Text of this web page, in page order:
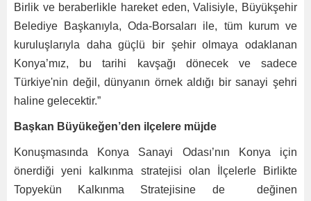
Birlik ve beraberlikle hareket eden, Valisiyle, Büyükşehir
Belediye Başkanıyla, Oda-Borsaları ile, tüm kurum ve
kuruluşlarıyla daha güçlü bir şehir olmaya odaklanan
Konya’mız, bu tarihi kavşağı dönecek ve sadece
Türkiye'nin değil, dünyanın örnek aldığı bir sanayi şehri
haline gelecektir.”
Başkan Büyükeğen’den ilçelere müjde
Konuşmasında Konya Sanayi Odası’nın Konya için
önerdiği yeni kalkınma stratejisi olan İlçelerle Birlikte
Topyekün Kalkınma Stratejisine de değinen